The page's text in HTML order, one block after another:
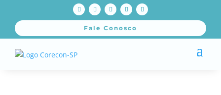
Fale Conosco